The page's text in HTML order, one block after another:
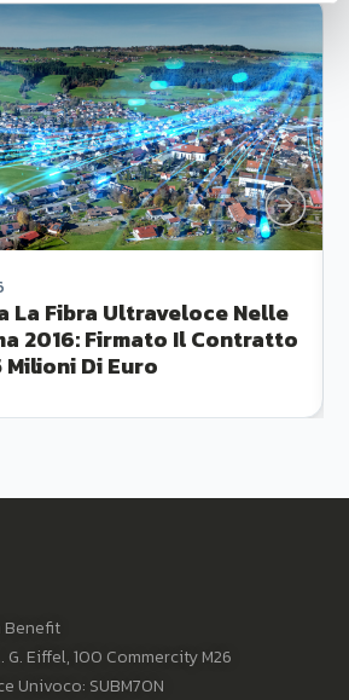
La Fibra Ultraveloce Nelle
2016: Firmato Il Contratto
Di Euro
Benefit
Eiffel, 100 Commercity M26
Univoco: SUBM70N